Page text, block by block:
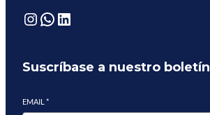
Suscríbase a nuestro boletín
EMAIL *
Sofía